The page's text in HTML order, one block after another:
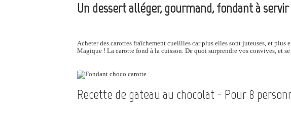
Un dessert alléger, gourmand, fondant à
Acheter des carottes fraîchement cueillies car plus elles sont juteuses, et plus
Magique ! La carotte fond à la cuisson. De quoi surprendre vos convives, et
Recette de gateau au chocolat - Pour 8